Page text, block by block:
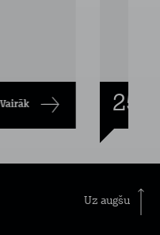
Vairāk
Uz augšu